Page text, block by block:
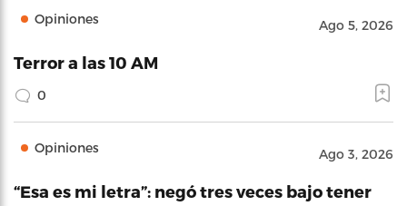
Opiniones Ago 5, 2026
Terror a las 10 AM
0
Opiniones Ago 3, 2026
“Esa es mi letra”: negó tres veces bajo tener